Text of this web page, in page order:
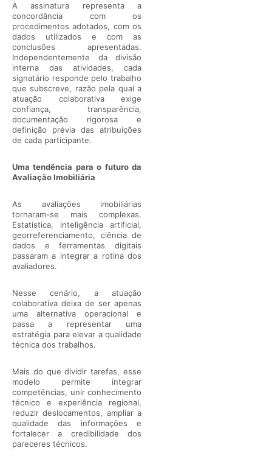
A assinatura representa a
concordância com os
procedimentos adotados, com os
dados utilizados e com as
conclusões apresentadas.
Independentemente da divisão
interna das atividades, cada
signatário responde pelo trabalho
que subscreve, razão pela qual a
atuação colaborativa exige
confiança, transparência,
documentação rigorosa e
definição prévia das atribuições
de cada participante.
Uma tendência para o futuro da
Avaliação Imobiliária
As avaliações imobiliárias
tornaram-se mais complexas.
Estatística, inteligência artificial,
georreferenciamento, ciência de
dados e ferramentas digitais
passaram a integrar a rotina dos
avaliadores.
Nesse cenário, a atuação
colaborativa deixa de ser apenas
uma alternativa operacional e
passa a representar uma
estratégia para elevar a qualidade
técnica dos trabalhos.
Mais do que dividir tarefas, esse
modelo permite integrar
competências, unir conhecimento
técnico e experiência regional,
reduzir deslocamentos, ampliar a
qualidade das informações e
fortalecer a credibilidade dos
pareceres técnicos.